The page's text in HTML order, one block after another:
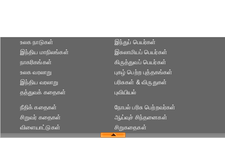
உலக நாடுகள்
இந்திய மாநிலங்கள்
நாகரிகங்கள்
இந்துப் பெயர்கள்
இசுலாமியப் பெயர்கள்
கிருத்துவப் பெயர்கள்
உலக வரலாறு
இந்திய வரலாறு
தத்துவக் கதைகள்
புகழ் பெற்ற புத்தகங்கள்
பரிசுகள் & விருதுகள்
புவியியல்
நீதிக் கதைகள்
சிறுவர் கதைகள்
விளையாட்டுகள்
நோபல் பரிசு‎ பெற்றவர்‎கள்
ஆய்வுச் சிந்தனைகள்
சிறுகதைகள்